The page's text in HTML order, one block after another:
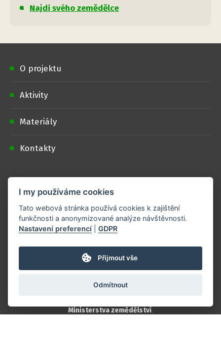
Najdi svého zemědělce
O projektu
Aktivity
Materiály
Kontakty
Podporují nás
Spolupracujte s námi
Ministerstva zemědělství.
I my používáme cookies
Tato webová stránka používá cookies k zajištění
funkčnosti a anonymizované analýze návštěvnosti.
Nastavení preferencí |GDPR
Přijmout vše
Odmítnout